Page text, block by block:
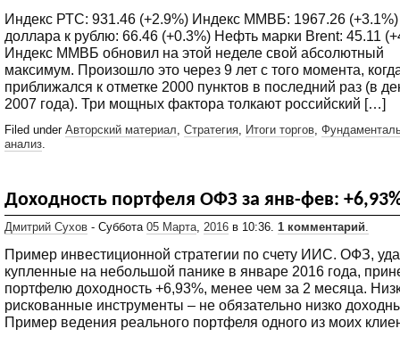
Индекс РТС: 931.46 (+2.9%) Индекс ММВБ: 1967.26 (+3.1%)
доллара к рублю: 66.46 (+0.3%) Нефть марки Brent: 45.11
Индекс ММВБ обновил на этой неделе свой абсолютный
максимум. Произошло это через 9 лет с того момента,
приближался к отметке 2000 пунктов в последний раз (в
2007 года). Три мощных фактора толкают российский […]
Filed under Авторский материал, Стратегия, Итоги торгов,
анализ.
Доходность портфеля ОФЗ за янв-фев:
Дмитрий Сухов - Суббота 05 Марта 2016 в 10:36. 1 комментарий
Пример инвестиционной стратегии по счету ИИС. ОФЗ,
купленные на небольшой панике в январе 2016 года,
портфелю доходность +6,93%, менее чем за 2 месяца.
рискованные инструменты – не обязательно низко
Пример ведения реального портфеля одного из моих